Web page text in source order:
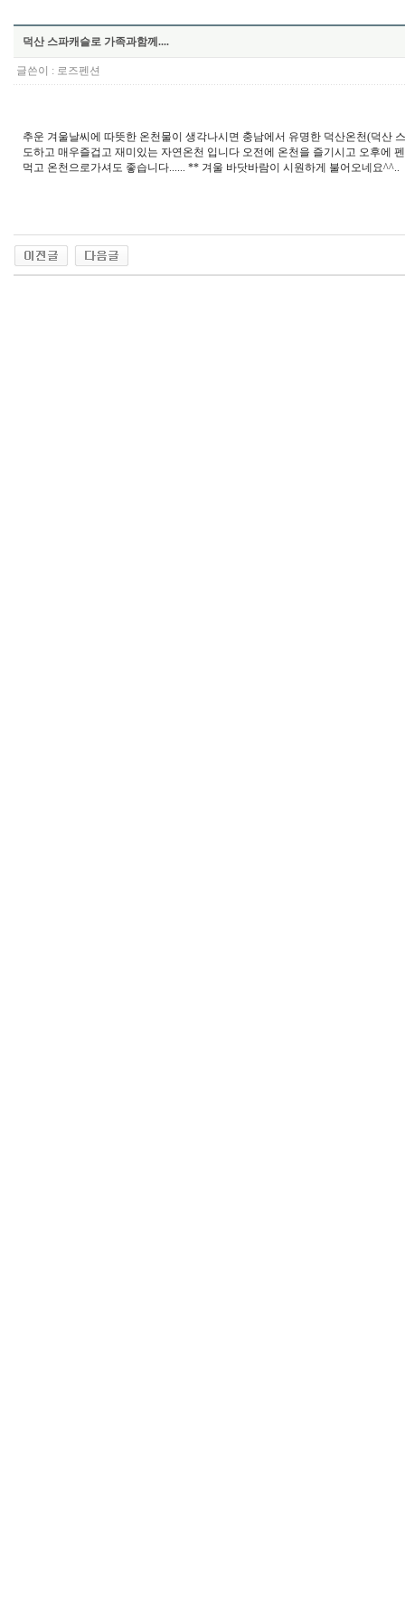
덕산 스파캐슬로 가족과함께....
글쓴이 : 로즈펜션
추운 겨울날씨에 따뜻한 온천물이 생각나시면 충남에서 유명한 덕산온천(덕산
도하고 매우즐겁고 재미있는 자연온천 입니다 오전에 온천을 즐기시고 오후에
먹고 온천으로가셔도 좋습니다...... ** 겨울 바닷바람이 시원하게 불어오네요^^..